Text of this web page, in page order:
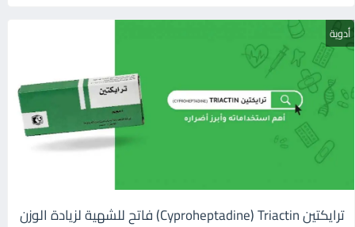
أدوية
ترايكتين Cyproheptadine) Triactin) فاتح للشهية لزيادة الوزن